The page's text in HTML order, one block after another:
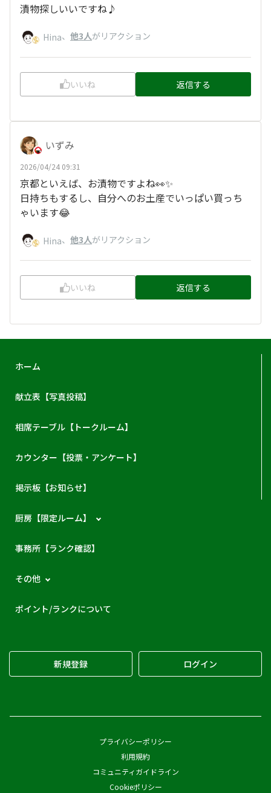
漬物探しいいですね♪
Hina、 他3人がリアクション
いいね 返信する
いずみ
2026/04/24 09:31
京都といえば、お漬物ですよね👀✨
日持ちもするし、自分へのお土産でいっぱい買っち
ゃいます😂
Hina、 他3人がリアクション
いいね 返信する
ホーム
献立表【写真投稿】
相席テーブル【トークルーム】
カウンター【投票・アンケート】
掲示板【お知らせ】
厨房【限定ルーム】
事務所【ランク確認】
その他
ポイント/ランクについて
新規登録 ログイン
プライバシーポリシー
利用規約
コミュニティガイドライン
Cookieポリシー